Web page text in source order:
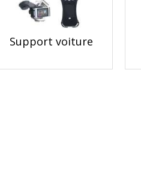
Support voiture